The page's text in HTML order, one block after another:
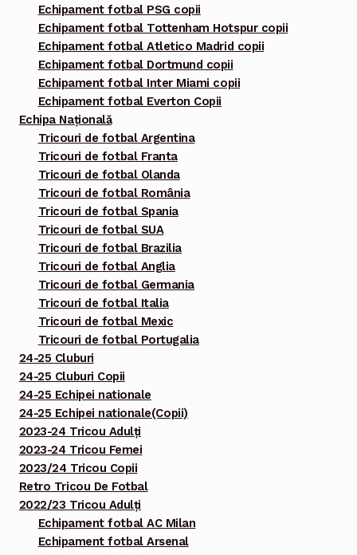
Echipament fotbal PSG copii
Echipament fotbal Tottenham Hotspur copii
Echipament fotbal Atletico Madrid copii
Echipament fotbal Dortmund copii
Echipament fotbal Inter Miami copii
Echipament fotbal Everton Copii
Echipa Națională
Tricouri de fotbal Argentina
Tricouri de fotbal Franta
Tricouri de fotbal Olanda
Tricouri de fotbal România
Tricouri de fotbal Spania
Tricouri de fotbal SUA
Tricouri de fotbal Brazilia
Tricouri de fotbal Anglia
Tricouri de fotbal Germania
Tricouri de fotbal Italia
Tricouri de fotbal Mexic
Tricouri de fotbal Portugalia
24-25 Cluburi
24-25 Cluburi Copii
24-25 Echipei nationale
24-25 Echipei nationale(Copii)
2023-24 Tricou Adulți
2023-24 Tricou Femei
2023/24 Tricou Copii
Retro Tricou De Fotbal
2022/23 Tricou Adulți
Echipament fotbal AC Milan
Echipament fotbal Arsenal